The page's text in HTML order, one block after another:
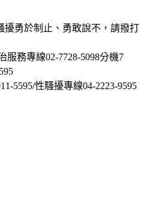
勇於制止、勇敢說不，請撥打
務專線02-7728-5098分機7
5595/性騷擾專線04-2223-9595